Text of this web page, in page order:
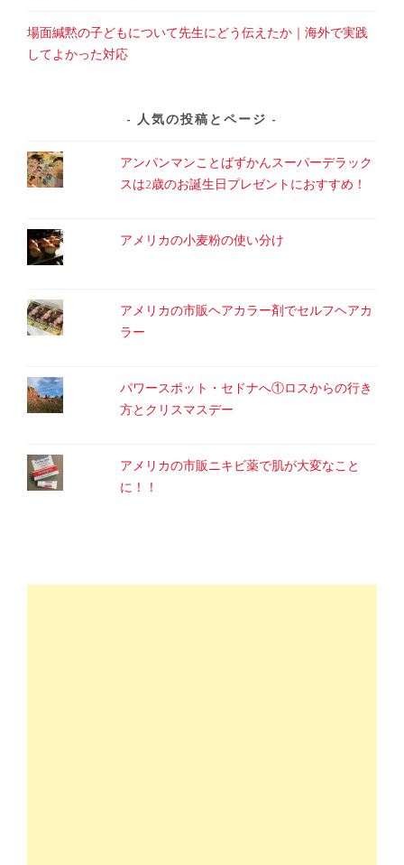
場面緘黙の子どもについて先生にどう伝えたか｜海外で実践
してよかった対応
人気の投稿とページ
アンパンマンことばずかんスーパーデラック
スは2歳のお誕生日プレゼントにおすすめ！
アメリカの小麦粉の使い分け
アメリカの市販ヘアカラー剤でセルフヘアカ
ラー
パワースポット・セドナへ①ロスからの行き
方とクリスマスデー
アメリカの市販ニキビ薬で肌が大変なこと
に！！